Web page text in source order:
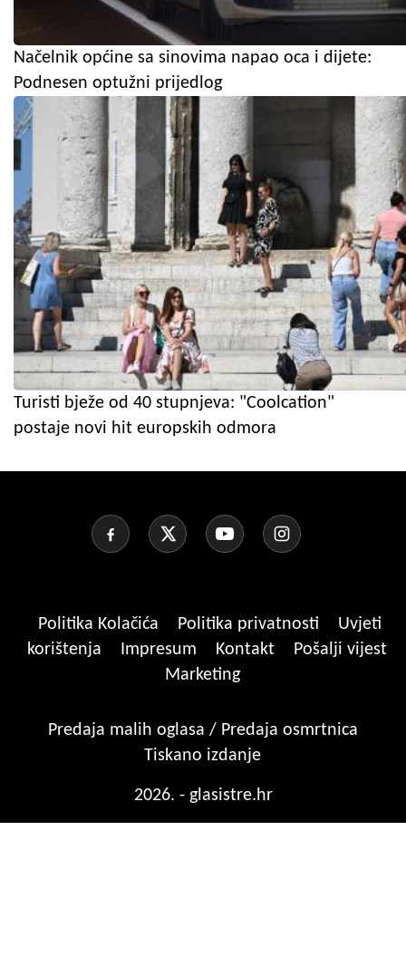
Načelnik općine sa sinovima napao oca i dijete:
Podnesen optužni prijedlog
Turisti bježe od 40 stupnjeva: "Coolcation"
postaje novi hit europskih odmora
Politika Kolačića Politika privatnosti
Uvjeti
korištenja
Impresum Kontakt
Pošalji vijest
Marketing
Predaja malih oglasa / Predaja osmrtnica
Tiskano izdanje
2026. - glasistre.hr